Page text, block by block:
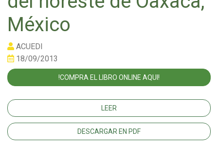
México
ACUEDI
18/09/2013
!COMPRA EL LIBRO ONLINE AQUI!
LEER
DESCARGAR EN PDF